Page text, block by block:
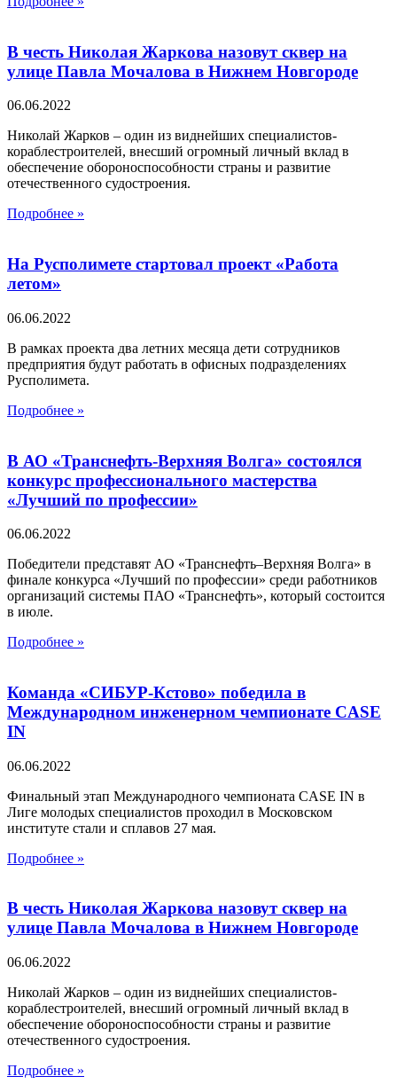
В честь Николая Жаркова назовут сквер на
улице Павла Мочалова в Нижнем Новгороде
06.06.2022
Николай Жарков – один из виднейших специалистов-
кораблестроителей, внесший огромный личный вклад в
обеспечение обороноспособности страны и развитие
отечественного судостроения.
Подробнее »
На Русполимете стартовал проект «Работа
летом»
06.06.2022
В рамках проекта два летних месяца дети сотрудников
предприятия будут работать в офисных подразделениях
Русполимета.
Подробнее »
В АО «Транснефть-Верхняя Волга» состоялся
конкурс профессионального мастерства
«Лучший по профессии»
06.06.2022
Победители представят АО «Транснефть–Верхняя Волга» в
финале конкурса «Лучший по профессии» среди работников
организаций системы ПАО «Транснефть», который состоится
в июле.
Подробнее »
Команда «СИБУР-Кстово» победила в
Международном инженерном чемпионате CASE
IN
06.06.2022
Финальный этап Международного чемпионата CASE IN в
Лиге молодых специалистов проходил в Московском
институте стали и сплавов 27 мая.
Подробнее »
В честь Николая Жаркова назовут сквер на
улице Павла Мочалова в Нижнем Новгороде
06.06.2022
Николай Жарков – один из виднейших специалистов-
кораблестроителей, внесший огромный личный вклад в
обеспечение обороноспособности страны и развитие
отечественного судостроения.
Подробнее »